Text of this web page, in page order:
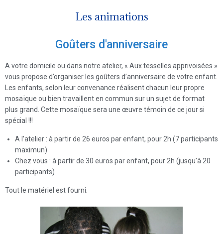
Les animations
Goûters d'anniversaire​
A votre domicile ou dans notre atelier, « Aux tesselles apprivoisées »
vous propose d’organiser les goûters d’anniversaire de votre enfant.
Les enfants, selon leur convenance réalisent chacun leur propre
mosaïque ou bien travaillent en commun sur un sujet de format
plus grand. Cette mosaïque sera une œuvre témoin de ce jour si
spécial !!!
A l’atelier : à partir de 26 euros par enfant, pour 2h (7 participants
maximun)
Chez vous : à partir de 30 euros par enfant, pour 2h (jusqu’à 20
participants)
Tout le matériel est fourni.